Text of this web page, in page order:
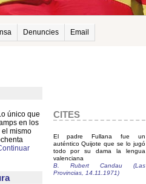
Denuncies Email
CITES
El padre Fullana fue un
auténtico Quijote que se lo jugó
todo por su dama la lengua
valenciana
B. Rubert Candau (Las
Provincias, 14.11.1971)
único que
en los
mismo